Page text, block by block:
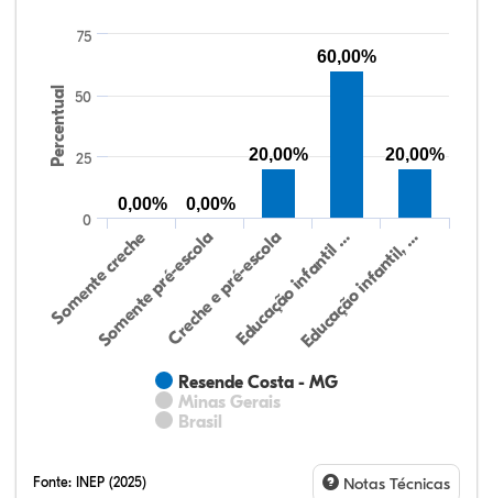
Percentual
Resende Costa - MG
Minas Gerais
Brasil
Somente creche
Somente pré-escolaCreche e pré-escolaEducação infantil …Educação infantil, …
0
25
50
75
0,00% 0,00%
20,00%
60,00%
20,00%
Fonte: INEP (2025) Notas Técnicas